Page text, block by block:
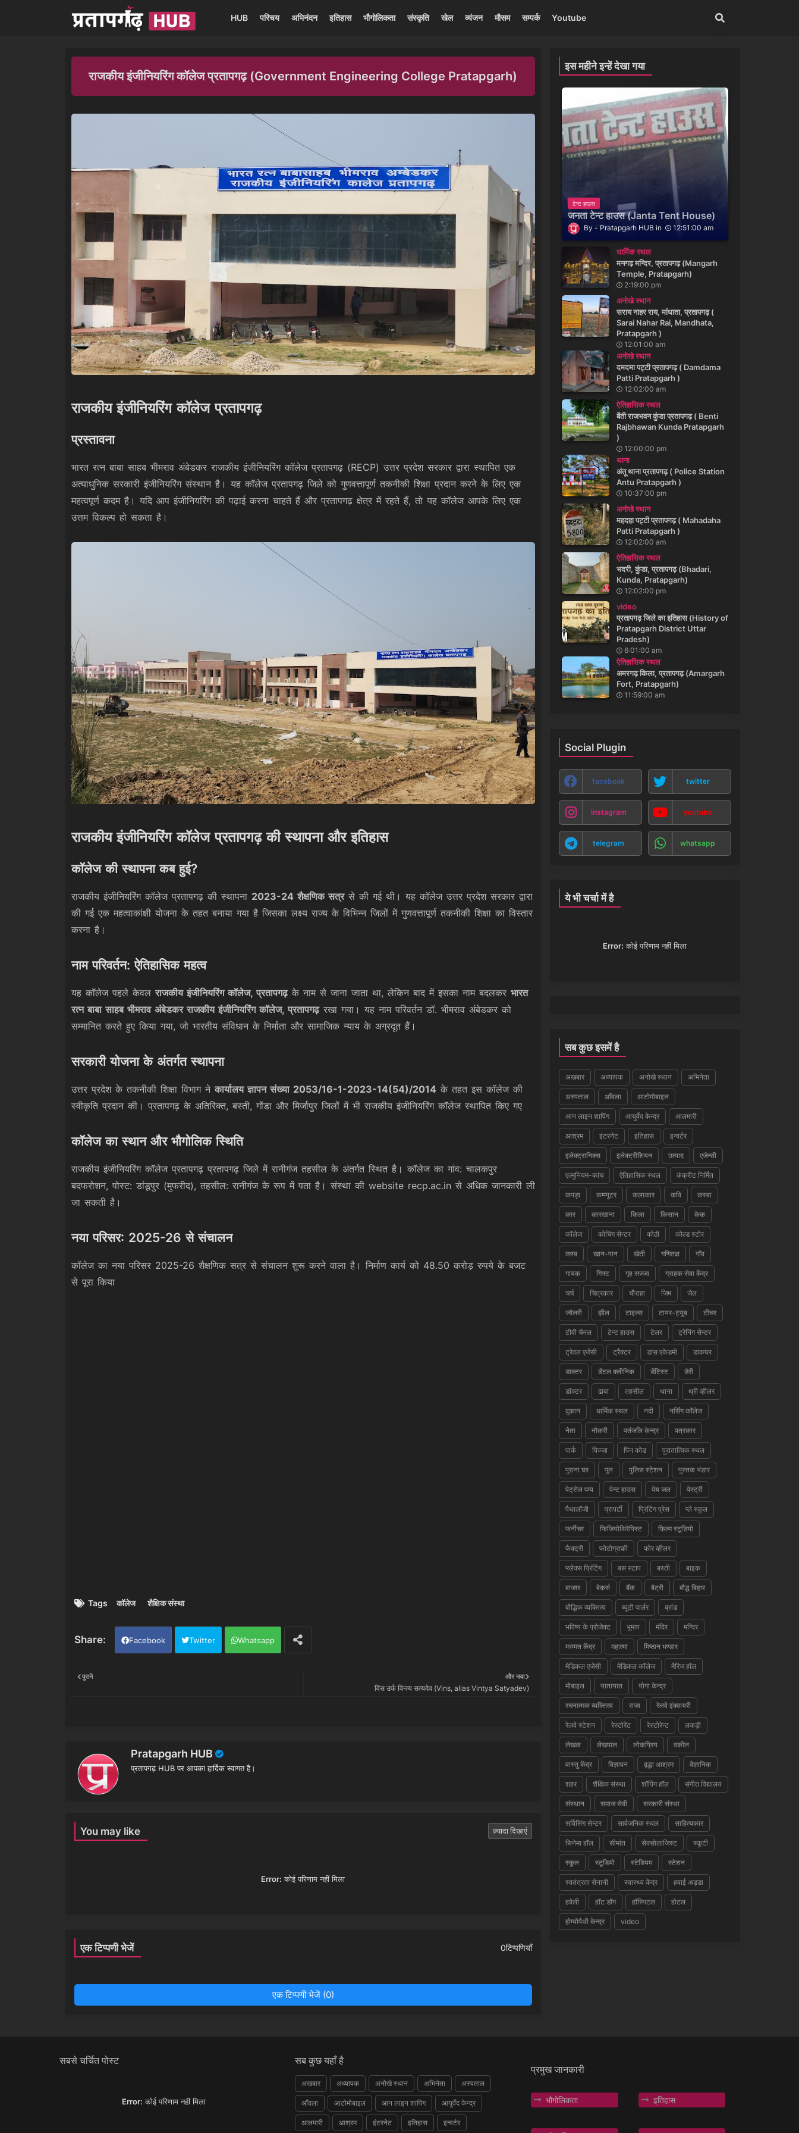
HUB परिचय अभिनंदन इतिहास भौगोलिकता संस्कृति खेल व्यंजन मौसम सम्पर्क Youtube
राजकीय इंजीनियरिंग कॉलेज प्रतापगढ़ (Government Engineering College Pratapgarh)
राजकीय इंजीनियरिंग कॉलेज प्रतापगढ़
प्रस्तावना
भारत रत्न बाबा साहब भीमराव अंबेडकर राजकीय इंजीनियरिंग कॉलेज प्रतापगढ़ (RECP) उत्तर प्रदेश सरकार द्वारा स्थापित एक
अत्याधुनिक सरकारी इंजीनियरिंग संस्थान है। यह कॉलेज प्रतापगढ़ जिले को गुणवत्तापूर्ण तकनीकी शिक्षा प्रदान करने के लिए एक
महत्वपूर्ण कदम है। यदि आप इंजीनियरिंग की पढ़ाई करना चाहते हैं और प्रतापगढ़ क्षेत्र में रहते हैं, तो यह कॉलेज आपके लिए एक
उत्तम विकल्प हो सकता है।
राजकीय इंजीनियरिंग कॉलेज प्रतापगढ़ की स्थापना और इतिहास
कॉलेज की स्थापना कब हुई?
राजकीय इंजीनियरिंग कॉलेज प्रतापगढ़ की स्थापना 2023-24 शैक्षणिक सत्रसे की गई थी। यह कॉलेज उत्तर प्रदेश सरकार द्वारा
की गई एक महत्वाकांक्षी योजना के तहत बनाया गया है जिसका लक्ष्य राज्य के विभिन्न जिलों में गुणवत्तापूर्ण तकनीकी शिक्षा का विस्तार
करना है।
नाम परिवर्तन: ऐतिहासिक महत्व
यह कॉलेज पहले केवलराजकीय इंजीनियरिंग कॉलेज, प्रतापगढ़के नाम से जाना जाता था, लेकिन बाद में इसका नाम बदलकर भारत
रत्न बाबा साहब भीमराव अंबेडकर राजकीय इंजीनियरिंग कॉलेज, प्रतापगढ़रखा गया। यह नाम परिवर्तन डॉ. भीमराव अंबेडकर को
सम्मानित करते हुए किया गया, जो भारतीय संविधान के निर्माता और सामाजिक न्याय के अग्रदूत हैं।
सरकारी योजना के अंतर्गत स्थापना
उत्तर प्रदेश के तकनीकी शिक्षा विभाग नेकार्यालय ज्ञापन संख्या 2053/16-1-2023-14(54)/2014 के तहत इस कॉलेज की
स्वीकृति प्रदान की। प्रतापगढ़ के अतिरिक्त, बस्ती, गोंडा और मिर्जापुर जिलों में भी राजकीय इंजीनियरिंग कॉलेज स्थापित किए गए
कॉलेज का स्थान और भौगोलिक स्थिति
राजकीय इंजीनियरिंग कॉलेज प्रतापगढ़ प्रतापगढ़ जिले में रानीगंज तहसील के अंतर्गत स्थित है। कॉलेज का गांव: चालकपुर
बदफरोशन, पोस्ट: डांडूपुर (मुफरीद), तहसील: रानीगंज के रूप में पता है। संस्था की website recp.ac.in से अधिक जानकारी ली
जा सकती है।
नया परिसर: 2025-26 से संचालन
कॉलेज का नया परिसर 2025-26 शैक्षणिक सत्र से संचालन शुरू करने वाला है। निर्माण कार्य को 48.50 करोड़ रुपये के बजट
से पूरा किया
Tags कॉलेज शैक्षिक संस्था
Facebook Twitter Whatsapp
और नया
विंस उर्फ विन्त्य सत्यदेव (Vins, alias Vintya Satyadev)
पुराने
Pratapgarh HUB
प्रतापगढ़ HUB पर आपका हार्दिक स्वागत है।
You may like ज़्यादा दिखाएं
Error: कोई परिणाम नहीं मिला
एक टिप्पणी भेजें 0टिप्पणियाँ
एक टिप्पणी भेजें (0)
इस महीने इन्हें देखा गया
टेन्ट हाउस
जनता टेन्ट हाउस (Janta Tent House)
Pratapgarh HUB 12:51:00 am
धार्मिक स्थल
मनगढ़ मन्दिर, प्रतापगढ़ (Mangarh
Temple, Pratapgarh)
2:19:00 pm
अनोखे स्थान
सराय नाहर राय, मांधाता, प्रतापगढ़ (
Sarai Nahar Rai, Mandhata,
Pratapgarh )
12:01:00 am
अनोखे स्थान
दमदमा पट्टी प्रतापगढ़ ( Damdama
Patti Pratapgarh )
12:02:00 am
ऐतिहासिक स्थल
बेंती राजभवन कुंडा प्रतापगढ़ ( Benti
Rajbhawan Kunda Pratapgarh
)
12:00:00 pm
थाना
अंतू थाना प्रतापगढ़ ( Police Station
Antu Pratapgarh )
10:37:00 pm
अनोखे स्थान
महदहा पट्टी प्रतापगढ़ ( Mahadaha
Patti Pratapgarh )
12:02:00 am
ऐतिहासिक स्थल
भदरी, कुंडा, प्रतापगढ़ (Bhadari,
Kunda, Pratapgarh)
12:02:00 pm
video
प्रतापगढ़ जिले का इतिहास (History of
Pratapgarh District Uttar
Pradesh)
6:01:00 am
ऐतिहासिक स्थल
अमरगढ़ किला, प्रतापगढ़ (Amargarh
Fort, Pratapgarh)
11:59:00 am
Social Plugin
facebook twitter
instagram youtube
telegram whatsapp
ये भी चर्चा में है
Error: कोई परिणाम नहीं मिला
सब कुछ इसमें है
अखबार अध्यापक अनोखे स्थान अभिनेता
अस्पताल आँवला आटोमोबाइल
आन लाइन शापिंग आयुर्वेद केन्द्र आलमारी
आश्रम इंटरनेट इतिहास इन्वर्टर
इलेक्ट्रानिक्स इलेक्ट्रीशियन उत्पाद एजेन्सी
एल्मुनियम-कांच ऐतिहासिक स्थल कंक्रीट निर्मित
कपड़ा कम्प्युटर कलाकार कवि कस्बा
कार कारखाना किला किसान केक
कॉलेज कोचिंग सेन्टर कोठी कोल्ड स्टोर
क्लब खान-पान खेती गणितज्ञ गाँव
गायक गिफ्ट गृह सज्जा ग्राहक सेवा केंद्र
चर्च चित्रकार चौराहा जिम जेल
ज्वैलरी झील टाइल्स टायर-ट्यूब टीचर
टीवी चैनल टेन्ट हाउस टेलर ट्रेनिंग सेन्टर
ट्रेवल एजेंसी ट्रैक्टर डांस एकेडमी डाकघर
डाक्टर डेंटल क्लीनिक डेंटिस्ट डेरी
डॉक्टर ढाबा तहसील थाना थ्री व्हीलर
दुकान धार्मिक स्थल नदी नर्सिंग कॉलेज
नेता नौकरी पतंजलि केन्द्र पत्रकार
पार्क पिज्ज़ा पिन कोड पुरातात्विक स्थल
पुराना घर पुल पुलिस स्टेशन पुस्तक भंडार
पेट्रोल पम्प पेन्ट हाउस पेय जल पेस्ट्री
पैथालॉजी प्रापर्टी प्रिंटिंग प्रेस प्ले स्कूल
फर्नीचर फिजियोथिरेपिस्ट फ़िल्म स्टूडियो
फैक्ट्री फोटोग्राफ़ी फोर व्हीलर
फ्लेक्स प्रिंटिंग बस स्टाप बस्ती बाइक
बाजार बेकर्स बैंक बैट्री बौद्ध बिहार
बौद्धिक व्यक्तित्व ब्यूटी पार्लर ब्रांड
भविष्य के प्रोजेक्ट भूमाप मंदिर मन्दिर
मरम्मत केंद्र महात्मा मिष्ठान भण्डार
मेडिकल एजेंसी मेडिकल कॉलेज मैरिज हॉल
मोबाइल यातायात योगा केन्द्र
रचनात्मक व्यक्तित्व राजा रेलवे इंक्वायरी
रेलवे स्टेशन रेस्टोरेंट रेस्टोरेन्ट लकड़ी
लेखक लेखपाल लोकप्रिय वकील
वास्तु केंद्र विज्ञापन वृद्धा आश्रम वैज्ञानिक
शहर शैक्षिक संस्था शॉपिंग हॉल संगीत विद्यालय
संस्थान समाज सेवी सरकारी संस्था
सर्विसिंग सेन्टर सार्वजनिक स्थल साहित्यकार
सिनेमा हॉल सीमांत सेक्सोलाजिस्ट स्कूटी
स्कूल स्टूडियो स्टेडियम स्टेशन
स्वतंत्रता सेनानी स्वास्थ्य केंद्र हवाई अड्डा
हवेली हॉट डॉग हॉस्पिटल होटल
होम्योपैथी केन्द्र video
सबसे चर्चित पोस्ट
Error: कोई परिणाम नहीं मिला
सब कुछ यहाँ है
अखबार अध्यापक अनोखे स्थान अभिनेता अस्पताल
आँवला आटोमोबाइल आन लाइन शापिंग आयुर्वेद केन्द्र
आलमारी आश्रम इंटरनेट इतिहास इन्वर्टर
प्रमुख जानकारी
भौगोलिकता इतिहास